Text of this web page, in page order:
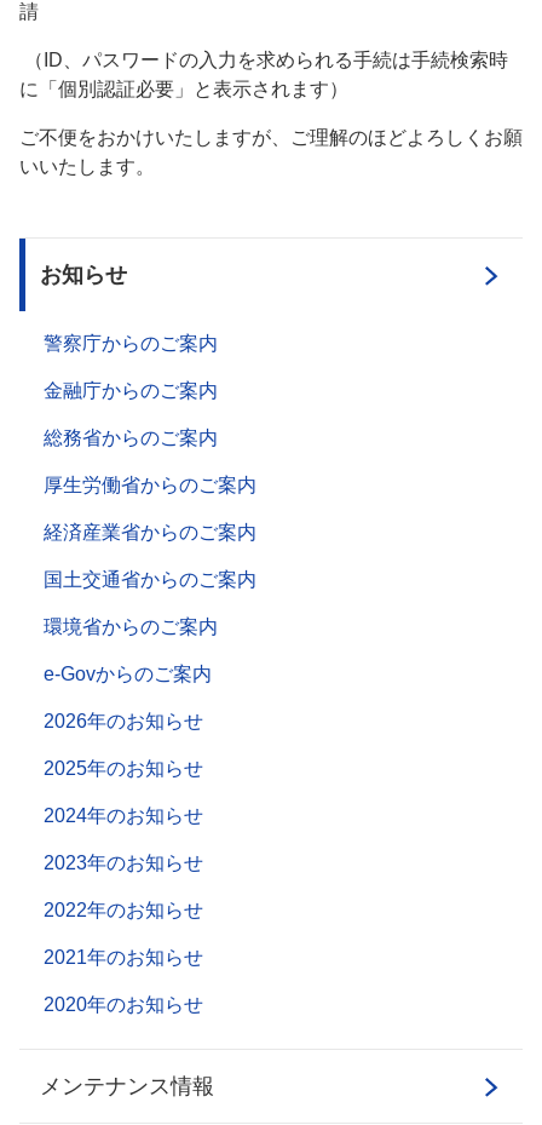
請
（ID、パスワードの入力を求められる手続は手続検索時
に「個別認証必要」と表示されます）
ご不便をおかけいたしますが、ご理解のほどよろしくお願
いいたします。
お知らせ
警察庁からのご案内
金融庁からのご案内
総務省からのご案内
厚生労働省からのご案内
経済産業省からのご案内
国土交通省からのご案内
環境省からのご案内
e-Govからのご案内
2026年のお知らせ
2025年のお知らせ
2024年のお知らせ
2023年のお知らせ
2022年のお知らせ
2021年のお知らせ
2020年のお知らせ
メンテナンス情報